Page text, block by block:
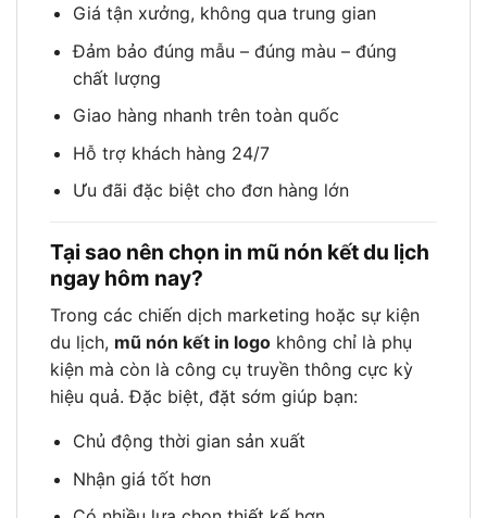
Giá tận xưởng, không qua trung gian
Đảm bảo đúng mẫu – đúng màu – đúng
chất lượng
Giao hàng nhanh trên toàn quốc
Hỗ trợ khách hàng 24/7
Ưu đãi đặc biệt cho đơn hàng lớn
Tại sao nên chọn in mũ nón kết du lịch
ngay hôm nay?
Trong các chiến dịch marketing hoặc sự kiện
du lịch, mũ nón kết in logo không chỉ là phụ
kiện mà còn là công cụ truyền thông cực kỳ
hiệu quả. Đặc biệt, đặt sớm giúp bạn:
Chủ động thời gian sản xuất
Nhận giá tốt hơn